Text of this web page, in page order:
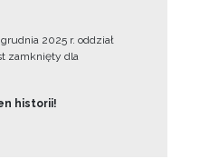
2025 r. oddział
zamknięty dla
historii!